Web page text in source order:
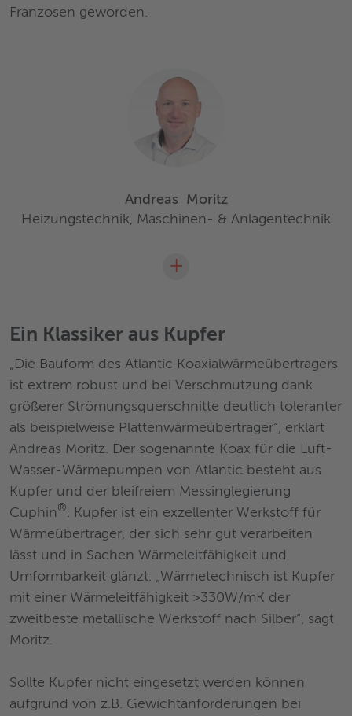
Franzosen geworden.
Andreas
Moritz
Heizungstechnik, Maschinen- & Anlagentechnik
+
Ein Klassiker aus Kupfer
„Die Bauform des Atlantic Koaxialwärmeübertragers
ist extrem robust und bei Verschmutzung dank
größerer Strömungsquerschnitte deutlich toleranter
als beispielweise Plattenwärmeübertrager“, erklärt
Andreas Moritz. Der sogenannte Koax für die Luft-
Wasser-Wärmepumpen von Atlantic besteht aus
Kupfer und der bleifreiem Messinglegierung
Cuphin ®. Kupfer ist ein exzellenter Werkstoff für
Wärmeübertrager, der sich sehr gut verarbeiten
lässt und in Sachen Wärmeleitfähigkeit und
Umformbarkeit glänzt. „Wärmetechnisch ist Kupfer
mit einer Wärmeleitfähigkeit >330W/mK der
zweitbeste metallische Werkstoff nach Silber“, sagt
Moritz.
Sollte Kupfer nicht eingesetzt werden können
aufgrund von z.B. Gewichtanforderungen bei